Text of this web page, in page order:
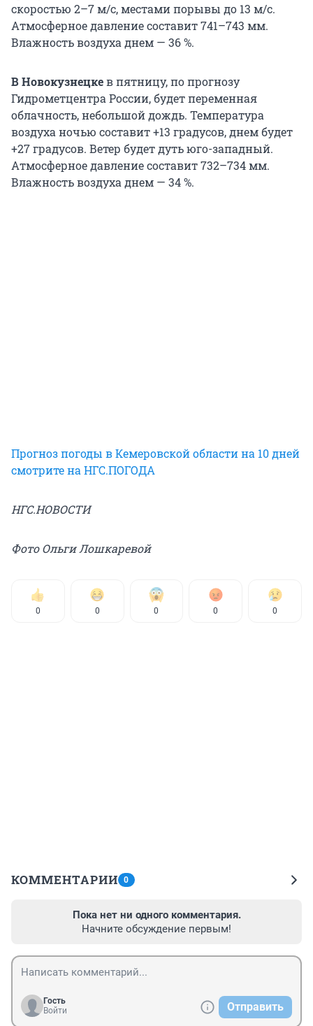
скоростью 2–7 м/с, местами порывы до 13 м/с.
Атмосферное давление составит 741–743 мм.
Влажность воздуха днем — 36 %.
В Новокузнецкев пятницу, по прогнозу
Гидрометцентра России, будет переменная
облачность, небольшой дождь. Температура
воздуха ночью составит +13 градусов, днем будет
+27 градусов. Ветер будет дуть юго-западный.
Атмосферное давление составит 732–734 мм.
Влажность воздуха днем — 34 %.
Прогноз погоды в Кемеровской области на 10 дней
смотрите на НГС.ПОГОДА
НГС.НОВОСТИ
Фото Ольги Лошкаревой
0 0 0 0 0
КОММЕНТАРИИ 0
Пока нет ни одного комментария.
Начните обсуждение первым!
Гость
Войти
Отправить